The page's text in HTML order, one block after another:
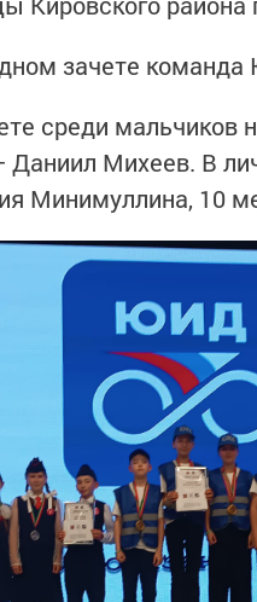
зачете команда
среди мальчиков
Даниил Михеев. В
Минимуллина, 10